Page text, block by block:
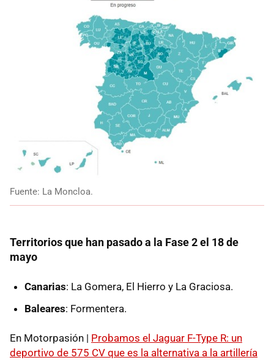
Fuente: La Moncloa.
Territorios que han pasado a la Fase 2 el 18 de
mayo
Canarias: La Gomera, El Hierro y La Graciosa.
Baleares: Formentera.
En Motorpasión | Probamos el Jaguar F-Type R: un
deportivo de 575 CV que es la alternativa a la artillería